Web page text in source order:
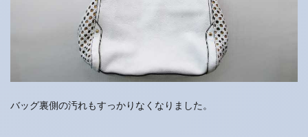
バッグ裏側の汚れもすっかりなくなりました。